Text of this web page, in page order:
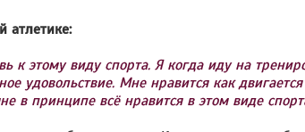
атлетике:
к этому виду спорта. Я когда иду на
удовольствие. Мне нравится как
в принципе всё нравится в этом виде